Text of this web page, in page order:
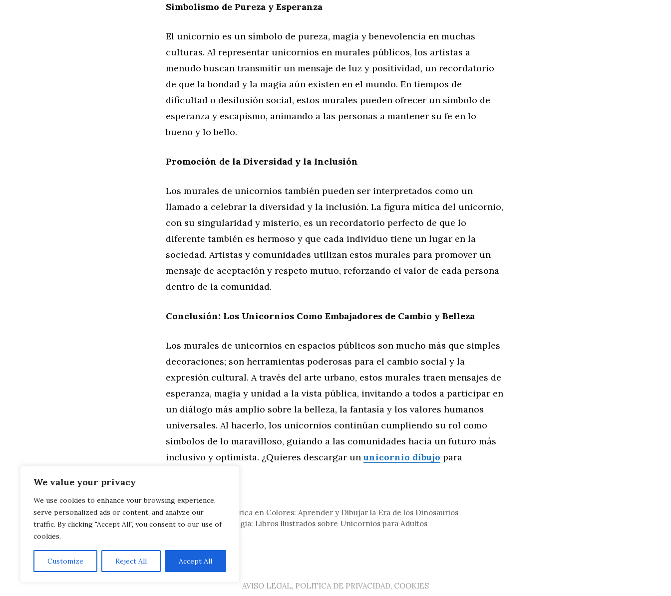
We value your privacy
We use cookies to enhance your browsing experience,
serve personalized ads or content, and analyze our
traffic. By clicking "Accept All", you consent to our use of
cookies.
Customize Reject All Accept All
Simbolismo de Pureza y Esperanza
El unicornio es un símbolo de pureza, magia y benevolencia en muchas
culturas. Al representar unicornios en murales públicos, los artistas a
menudo buscan transmitir un mensaje de luz y positividad, un recordatorio
de que la bondad y la magia aún existen en el mundo. En tiempos de
dificultad o desilusión social, estos murales pueden ofrecer un símbolo de
esperanza y escapismo, animando a las personas a mantener su fe en lo
bueno y lo bello.
Promoción de la Diversidad y la Inclusión
Los murales de unicornios también pueden ser interpretados como un
llamado a celebrar la diversidad y la inclusión. La figura mítica del unicornio,
con su singularidad y misterio, es un recordatorio perfecto de que lo
diferente también es hermoso y que cada individuo tiene un lugar en la
sociedad. Artistas y comunidades utilizan estos murales para promover un
mensaje de aceptación y respeto mutuo, reforzando el valor de cada persona
dentro de la comunidad.
Conclusión: Los Unicornios Como Embajadores de Cambio y Belleza
Los murales de unicornios en espacios públicos son mucho más que simples
decoraciones; son herramientas poderosas para el cambio social y la
expresión cultural. A través del arte urbano, estos murales traen mensajes de
esperanza, magia y unidad a la vista pública, invitando a todos a participar en
un diálogo más amplio sobre la belleza, la fantasía y los valores humanos
universales. Al hacerlo, los unicornios continúan cumpliendo su rol como
símbolos de lo maravilloso, guiando a las comunidades hacia un futuro más
inclusivo y optimista. ¿Quieres descargar ununicornio dibujo para
Categorías
Familia,General
Historia Prehistórica en Colores: Aprender y Dibujar la Era de los Dinosaurios
Explorando la Magia: Libros Ilustrados sobre Unicornios para Adultos
AVISO LEGAL, POLITICA DE PRIVACIDAD, COOKIES